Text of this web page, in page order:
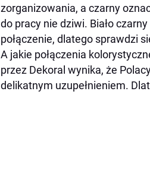
zorganizowania, a czarny
do pracy nie dziwi. Biało
połączenie, dlatego sprawdzi
A jakie połączenia
przez Dekoral wynika, że
delikatnym uzupełnieniem.